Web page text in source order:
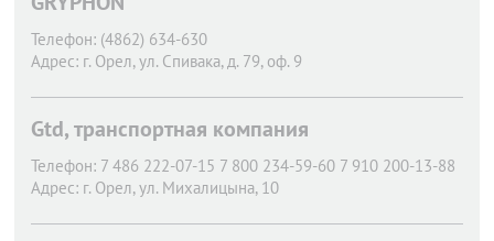
Телефон: (4862) 634-630
Адрес: г. Орел, ул. Спивака, д. 79, оф. 9
Gtd, транспортная компания
Телефон: 7 486 222-07-15 7 800 234-59-60 7 910 200-13-88
Адрес: г. Орел, ул. Михалицына, 10